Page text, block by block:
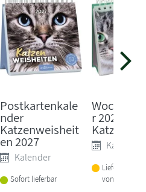
Postkartenkale
nder
Katzenweisheit
en 2027
Kalender
Sofort lieferbar
r 2027:
Katzen
Kalender
Lieferbar
von 3